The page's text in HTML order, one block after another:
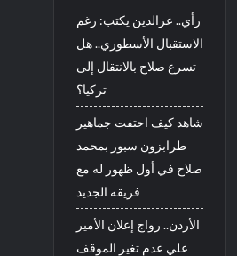
رأي.. عزالدين يكتب: رغم
الاستقبال الأسطوري.. هل
تسرع صلاح بالانتقال إلى
تركيا؟
شاهد كيف احتفت جماهير
طرابزون سبور بمحمد
صلاح في أول ظهور له مع
فريقه الجديد
الأردن.. رواج إعلان الأمير
علي عدم تغير الموقف